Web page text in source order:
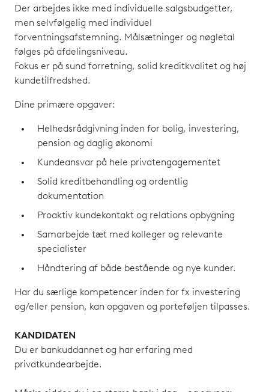
Der arbejdes ikke med individuelle salgsbudgetter,
men selvfølgelig med individuel
forventningsafstemning. Målsætninger og nøgletal
følges på afdelingsniveau.
Fokus er på sund forretning, solid kreditkvalitet og høj
kundetilfredshed.
Dine primære opgaver:
Helhedsrådgivning inden for bolig, investering,
pension og daglig økonomi
Kundeansvar på hele privatengagementet
Solid kreditbehandling og ordentlig
dokumentation
Proaktiv kundekontakt og relations opbygning
Samarbejde tæt med kolleger og relevante
specialister
Håndtering af både bestående og nye kunder.
Har du særlige kompetencer inden for fx investering
og/eller pension, kan opgaven og porteføljen tilpasses.
KANDIDATEN
Du er bankuddannet og har erfaring med
privatkundearbejde.